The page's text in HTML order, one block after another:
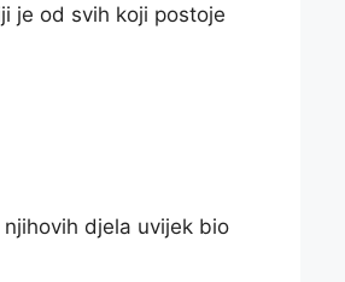
je od svih koji postoje
djela uvijek bio